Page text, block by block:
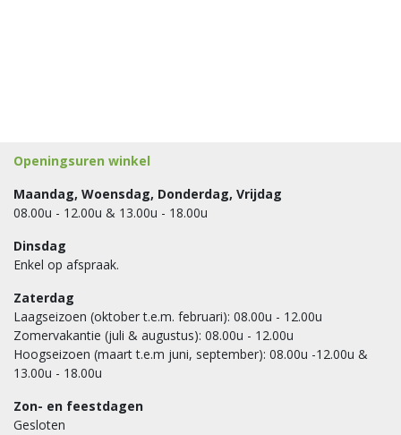
Openingsuren winkel
Maandag, Woensdag, Donderdag, Vrijdag
08.00u - 12.00u & 13.00u - 18.00u
Dinsdag
Enkel op afspraak.
Zaterdag
Laagseizoen (oktober t.e.m. februari): 08.00u - 12.00u
Zomervakantie (juli & augustus): 08.00u - 12.00u
Hoogseizoen (maart t.e.m juni, september): 08.00u -12.00u &
13.00u - 18.00u
Zon- en feestdagen
Gesloten